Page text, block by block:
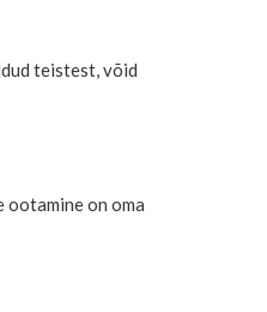
teistest, võid
ootamine on oma